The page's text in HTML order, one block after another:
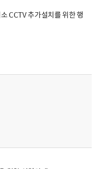
CCTV 추가설치를 위한 행